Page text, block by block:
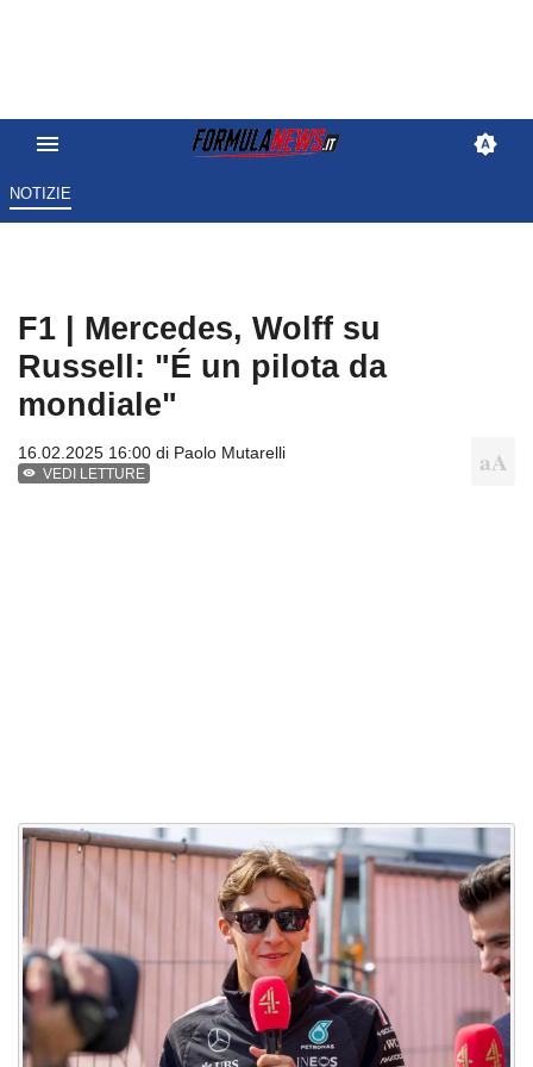
NOTIZIE
F1 | Mercedes, Wolff su
Russell: "É un pilota da
mondiale"
16.02.2025 16:00 di Paolo Mutarelli
VEDI LETTURE